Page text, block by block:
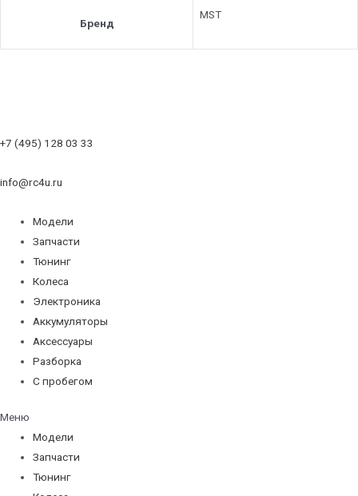
Бренд
MST
+7 (495) 128 03 33
info@rc4u.ru
Модели
Запчасти
Тюнинг
Колеса
Электроника
Аккумуляторы
Аксессуары
Разборка
С пробегом
Меню
Модели
Запчасти
Тюнинг